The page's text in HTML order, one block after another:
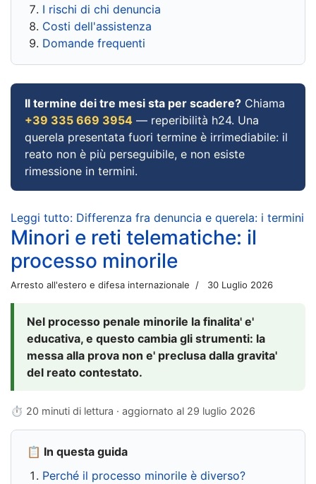
I rischi di chi denuncia
Costi dell'assistenza
Domande frequenti
Il termine dei tre mesi sta per scadere? Chiama
+39 335 669 3954 — reperibilità h24. Una
querela presentata fuori termine è irrimediabile: il
reato non è più perseguibile, e non esiste
rimessione in termini.
Leggi tutto: Differenza fra denuncia e querela: i termini
Minori e reti telematiche: il
processo minorile
Arresto all'estero e difesa internazionale 30 Luglio 2026
Nel processo penale minorile la finalita' e'
educativa, e questo cambia gli strumenti: la
messa alla prova non e' preclusa dalla gravita'
del reato contestato.
⏱ 20 minuti di lettura · aggiornato al 29 luglio 2026
📋 In questa guida
Perché il processo minorile è diverso?